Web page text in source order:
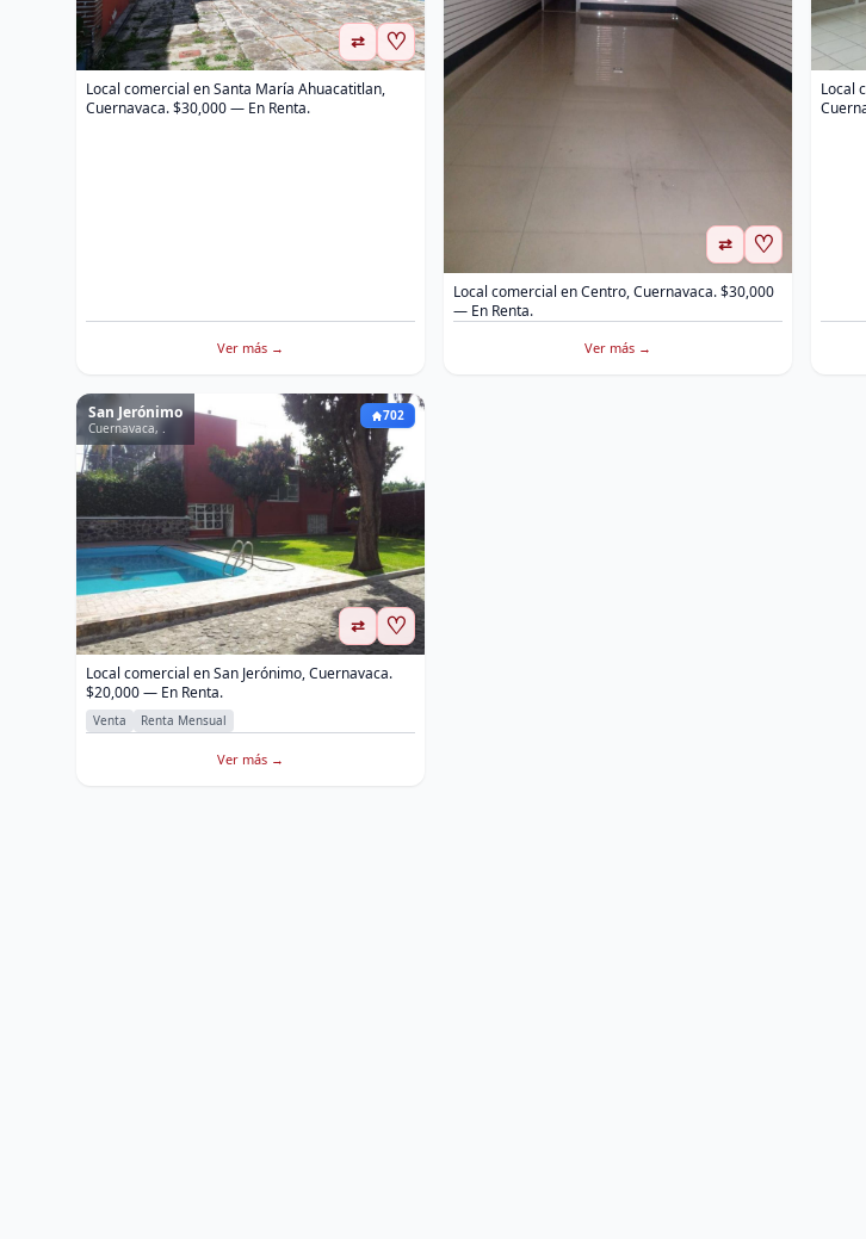
⇄ ♡
Local comercial en Santa María Ahuacatitlan,
Cuernavaca. $30,000 — En Renta.
Ver más →
⇄ ♡
Local comercial en Centro, Cuernavaca. $30,000
— En Renta.
Ver más →
Local
San Jerónimo
Cuernavaca, .
702
⇄ ♡
Local comercial en San Jerónimo, Cuernavaca.
$20,000 — En Renta.
Venta Renta Mensual
Ver más →